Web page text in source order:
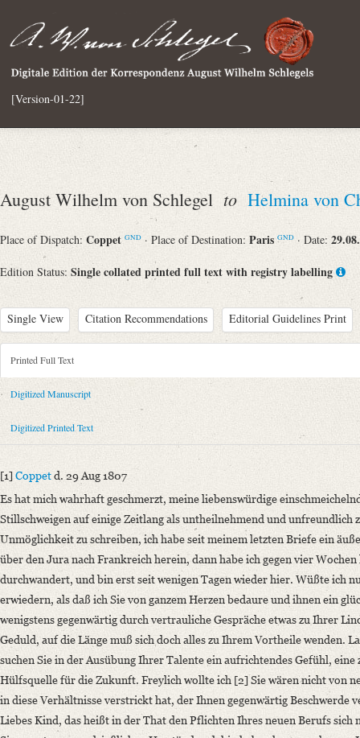
[Version-01-22]
August Wilhelm von Schlegel to Helmina von
Place of Dispatch: Coppet GND · Place of Destination: ParisGND · Date:
Edition Status: Single collated printed full text with registry labelling
Single View Citation Recommendations Editorial Guidelines Print
Metadata Concerning Header
Sender: August Wilhelm von Schlegel
Recipient: Helmina von Chézy
Place of Dispatch: Coppet
Place of Destination: Paris
Notations: Empfangsort erschlossen.
Printed Text
Provider: Dresden, Sächsische Landesbibliothek - Staats- und
OAI Id: 343347008
Bibliography: Briefe von und an August Wilhelm Schlegel.
Incipit: „[1] Coppet d. 29 Aug 1807
Es hat mich wahrhaft geschmerzt, meine liebenswürdige
Manuscript
Provider: Kraków, Biblioteka Jagiellońska
Language
German
Printed Full Text
Digitized Manuscript
Digitized Printed Text
[1]Coppetd. 29 Aug 1807
Es hat mich wahrhaft geschmerzt, meine liebenswürdige
Stillschweigen auf einige Zeitlang als untheilnehmend und unfreundlich
Unmöglichkeit zu schreiben, ich habe seit meinem letzten Briefe ein
über den Jura nach Frankreich herein, dann habe ich gegen vier
durchwandert, und bin erst seit wenigen Tagen wieder hier. Wüßte ich
erwiedern, als daß ich Sie von ganzem Herzen bedaure und ihnen ein
wenigstens gegenwärtig durch vertrauliche Gespräche etwas zu Ihrer
Geduld, auf die Länge muß sich doch alles zu Ihrem Vortheile wenden.
suchen Sie in der Ausübung Ihrer Talente ein aufrichtendes Gefühl,
Hülfsquelle für die Zukunft. Freylich wollte ich [2] Sie wären nicht von
in diese Verhältnisse verstrickt hat, der Ihnen gegenwärtig Beschwerde
Liebes Kind, das heißt in der That den Pflichten Ihres neuen Berufs